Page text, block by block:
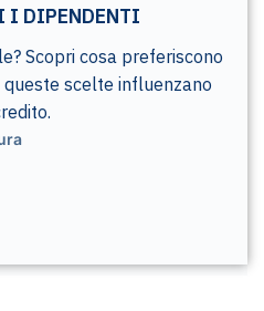
I DIPENDENTI
Scopri cosa preferiscono
scelte influenzano